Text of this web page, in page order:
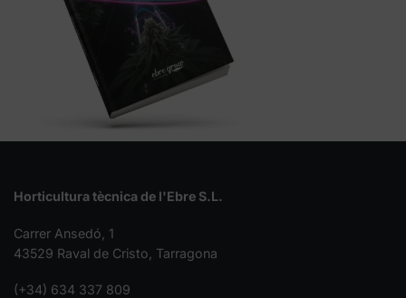
Horticultura tècnica de l'Ebre S.L.
Carrer Ansedó, 1
43529 Raval de Cristo, Tarragona
(+34) 634 337 809